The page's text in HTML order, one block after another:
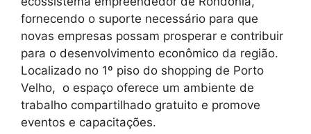
fornecendo o suporte necessário para que
novas empresas possam prosperar e contribuir
para o desenvolvimento econômico da região.
Localizado no 1º piso do shopping de Porto
Velho, o espaço oferece um ambiente de
trabalho compartilhado gratuito e promove
eventos e capacitações.